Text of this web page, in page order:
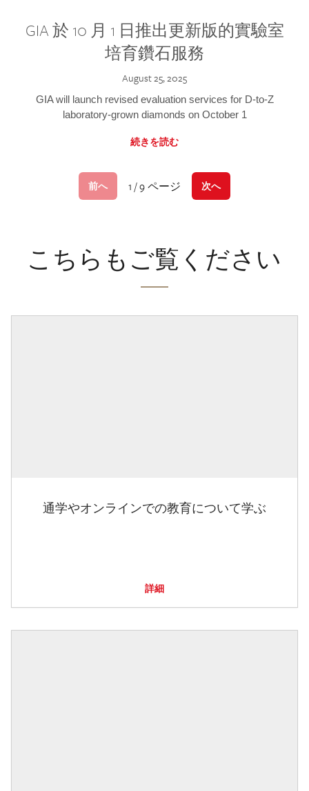
GIA 於 10 月 1 日推出更新版的實驗室
培育鑽石服務
August 25, 2025
GIA will launch revised evaluation services for D-to-Z
laboratory-grown diamonds on October 1
続きを読む
前へ 1 / 9 ページ 次へ
こちらもご覧ください
通学やオンラインでの教育について学ぶ
詳細